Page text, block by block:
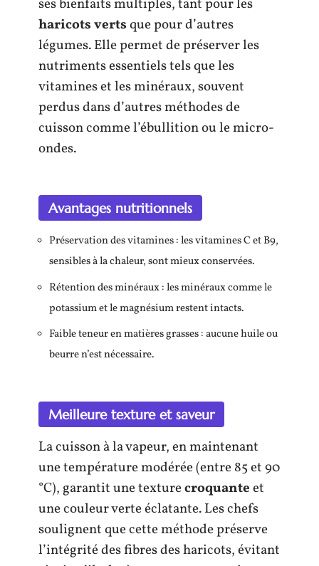
ses bienfaits multiples, tant pour les
haricots vertsque pour d’autres
légumes. Elle permet de préserver les
nutriments essentiels tels que les
vitamines et les minéraux, souvent
perdus dans d’autres méthodes de
cuisson comme l’ébullition ou le micro-
ondes.
Avantages nutritionnels
Préservation des vitamines : les vitamines C et B9,
sensibles à la chaleur, sont mieux conservées.
Rétention des minéraux : les minéraux comme le
potassium et le magnésium restent intacts.
Faible teneur en matières grasses : aucune huile ou
beurre n’est nécessaire.
Meilleure texture et saveur
La cuisson à la vapeur, en maintenant
une température modérée (entre 85 et 90
°C), garantit une texturecroquanteet
une couleur verte éclatante. Les chefs
soulignent que cette méthode préserve
l’intégrité des fibres des haricots, évitant